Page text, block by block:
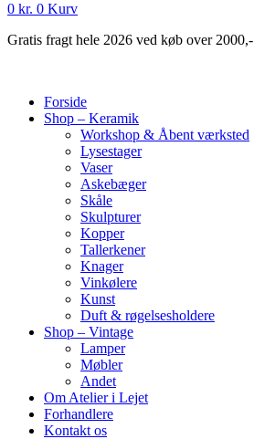
0 kr. 0 Kurv
Gratis fragt hele 2026 ved køb over 2000,-
Forside
Shop – Keramik
Workshop & Åbent værksted
Lysestager
Vaser
Askebæger
Skåle
Skulpturer
Kopper
Tallerkener
Knager
Vinkølere
Kunst
Duft & røgelsesholdere
Shop – Vintage
Lamper
Møbler
Andet
Om Atelier i Lejet
Forhandlere
Kontakt os